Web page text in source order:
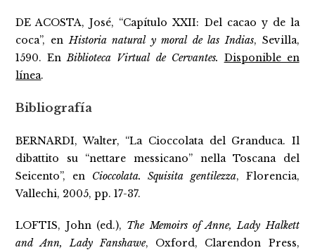
DE ACOSTA, José, “Capítulo XXII: Del cacao y de la
coca”, enHistoria natural y moral de las Indias, Sevilla,
1590. EnBiblioteca Virtual de Cervantes. Disponible en
línea.
Bibliografía
BERNARDI, Walter, “La Cioccolata del Granduca. Il
dibattito su “nettare messicano” nella Toscana del
Seicento”, en Cioccolata. Squisita gentilezza, Florencia,
Vallechi, 2005, pp. 17-37.
LOFTIS, John (ed.), The Memoirs of Anne, Lady Halkett
and Ann, Lady Fanshawe, Oxford, Clarendon Press,